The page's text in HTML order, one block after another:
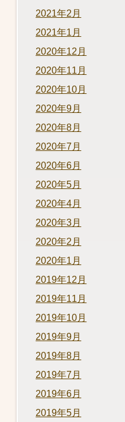
2021年2月
2021年1月
2020年12月
2020年11月
2020年10月
2020年9月
2020年8月
2020年7月
2020年6月
2020年5月
2020年4月
2020年3月
2020年2月
2020年1月
2019年12月
2019年11月
2019年10月
2019年9月
2019年8月
2019年7月
2019年6月
2019年5月